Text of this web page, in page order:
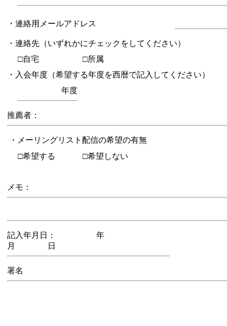
・連絡用メールアドレス
・連絡先（いずれかにチェックをしてください）
□自宅
□所属
・入会年度（希望する年度を西暦で記入してください）
年度
推薦者：
・メーリングリスト配信の希望の有無
□希望する
□希望しない
メモ：
記入年月日： 年
月 日
署名